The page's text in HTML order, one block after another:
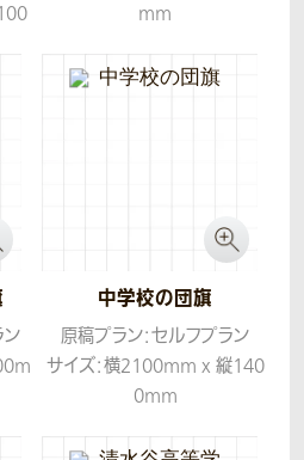
mm
ン
中学校の団旗
原稿プラン：セルフプラン
サイズ：横2100mm x 縦140
0mm